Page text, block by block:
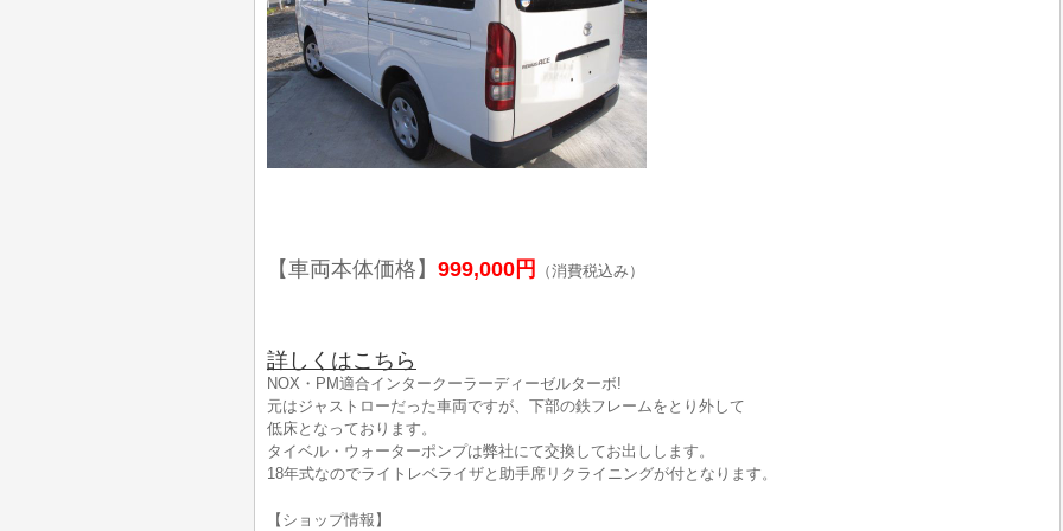
【車両本体価格】 999,000円 （消費税込み）
詳しくはこちら
NOX・PM適合インタークーラーディーゼルターボ!
元はジャストローだった車両ですが、下部の鉄フレームをとり外して
低床となっております。
タイベル・ウォーターポンプは弊社にて交換してお出しします。
18年式なのでライトレベライザと助手席リクライニングが付となります。
【ショップ情報】